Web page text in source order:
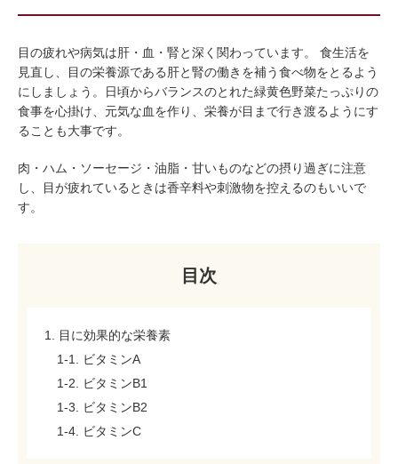
目の疲れや病気は肝・血・腎と深く関わっています。 食生活を
見直し、目の栄養源である肝と腎の働きを補う食べ物をとるよう
にしましょう。日頃からバランスのとれた緑黄色野菜たっぷりの
食事を心掛け、元気な血を作り、栄養が目まで行き渡るようにす
ることも大事です。
肉・ハム・ソーセージ・油脂・甘いものなどの摂り過ぎに注意
し、目が疲れているときは香辛料や刺激物を控えるのもいいで
す。
目次
1. 目に効果的な栄養素
1-1. ビタミンA
1-2. ビタミンB1
1-3. ビタミンB2
1-4. ビタミンC